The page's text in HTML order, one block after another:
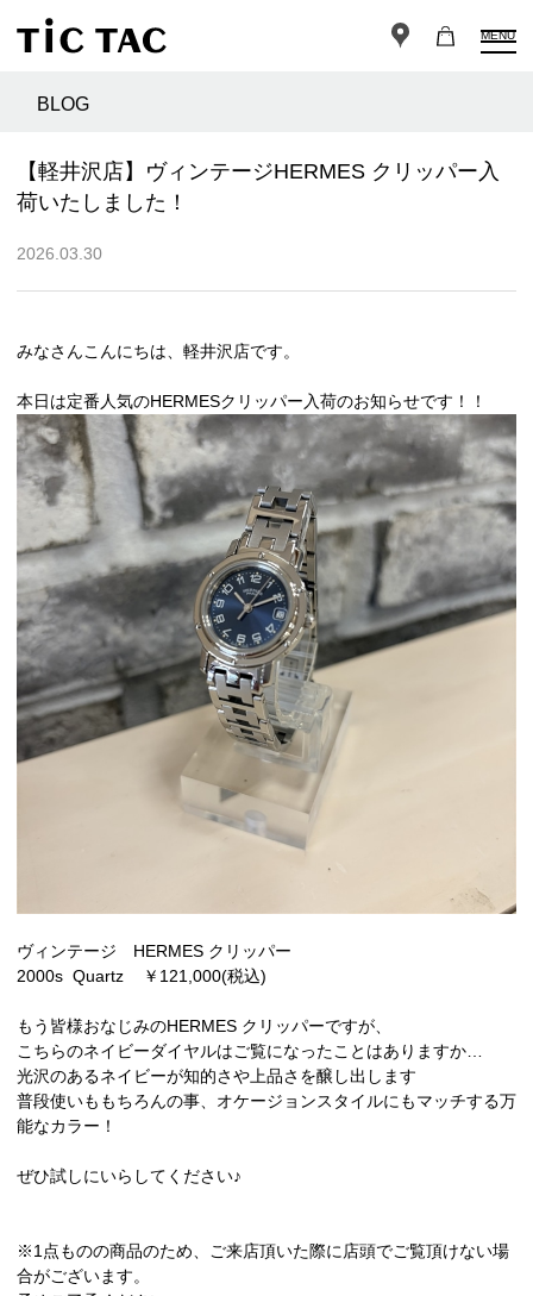
MENU
BLOG
【軽井沢店】ヴィンテージHERMES クリッパー入
荷いたしました！
2026.03.30
みなさんこんにちは、軽井沢店です。
本日は定番人気のHERMESクリッパー入荷のお知らせです！！
ヴィンテージ HERMES クリッパー
2000s Quartz ￥121,000(税込)
もう皆様おなじみのHERMES クリッパーですが、
こちらのネイビーダイヤルはご覧になったことはありますか…
光沢のあるネイビーが知的さや上品さを醸し出します
普段使いももちろんの事、オケージョンスタイルにもマッチする万
能なカラー！
ぜひ試しにいらしてください♪
※1点ものの商品のため、ご来店頂いた際に店頭でご覧頂けない場
合がございます。